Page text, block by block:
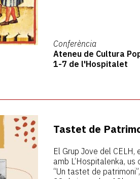
Conferència
Ateneu de Cultura
1-7 de l'Hospitalet
Tastet de
El Grup Jove del CELH,
amb L’Hospitalenka, us
“Un tastet de